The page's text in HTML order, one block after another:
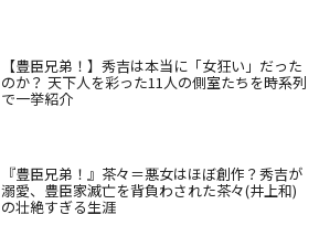
【豊臣兄弟！】秀吉は本当に「女狂い」だった
のか？ 天下人を彩った11人の側室たちを時系列
で一挙紹介
『豊臣兄弟！』茶々＝悪女はほぼ創作？秀吉が
溺愛、豊臣家滅亡を背負わされた茶々(井上和)
の壮絶すぎる生涯